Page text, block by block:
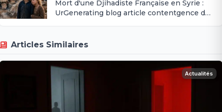
Mort d'une Djihadiste Française en Syrie :
UrGenerating blog article contentgence du
Articles Similaires
Actualités